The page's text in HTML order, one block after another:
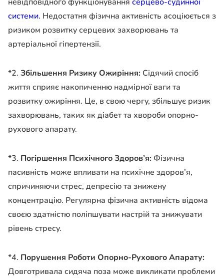
системи. Недостатня фізична активність асоціюється з
ризиком розвитку серцевих захворювань та
артеріальної гіпертензії.
*2. Збільшення Ризику Ожиріння: Сідячий спосіб
життя сприяє накопиченню надмірної ваги та
розвитку ожиріння. Це, в свою чергу, збільшує ризик
захворювань, таких як діабет та хвороби опорно-
рухового апарату.
*3. Погіршення Психічного Здоров’я: Фізична
пасивність може впливати на психічне здоров’я,
спричиняючи стрес, депресію та знижену
концентрацію. Регулярна фізична активність відома
своєю здатністю поліпшувати настрій та знижувати
рівень стресу.
*4. Порушення Роботи Опорно-Рухового Апарату:
Довготривала сидяча поза може викликати проблеми